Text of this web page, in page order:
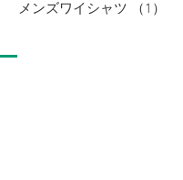
メンズワイシャツ
（1）